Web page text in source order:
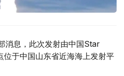
消息，此次发射由中国Star
于中国山东省近海海上发射平